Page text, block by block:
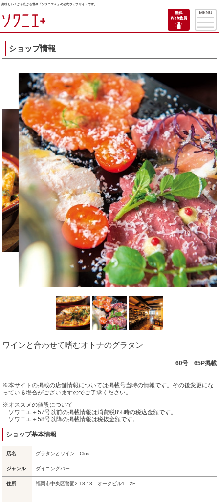
美味しい！から広がる世界「ソワニエ＋」の公式ウェブサイトです。
ショップ情報
ワインと合わせて嗜むオトナのグラタン
60号 65P掲載
※本サイトの掲載の店舗情報については掲載号当時の情報です。その後変更にな
っている場合がございますのでご了承ください。
※オススメの値段について
ソワニエ＋57号以前の掲載情報は消費税8%時の税込金額です。
ソワニエ＋58号以降の掲載情報は税抜金額です。
ショップ基本情報
店名 グラタンとワイン Clos
ジャンル ダイニングバー
住所 福岡市中央区警固2-18-13 オークビル1 2F